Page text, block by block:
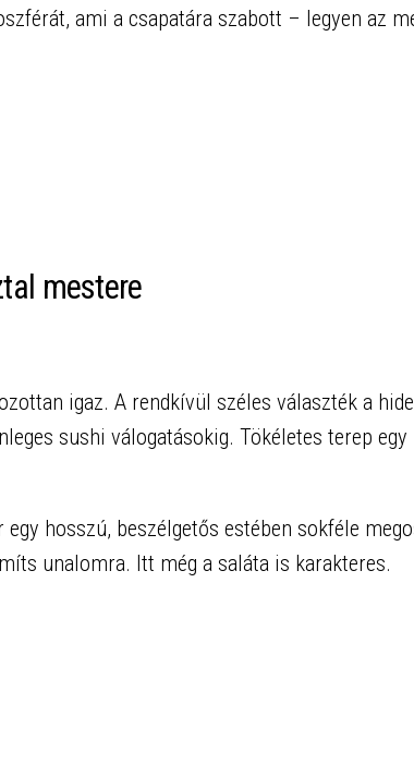
ami a csapatára szabott – legyen az
mestere
igaz. A rendkívül széles választék a
sushi válogatásokig. Tökéletes terep egy
hosszú, beszélgetős estében sokféle
unalomra. Itt még a saláta is karakteres.